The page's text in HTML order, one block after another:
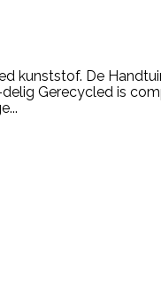
kunststof. De
Gerecycled is